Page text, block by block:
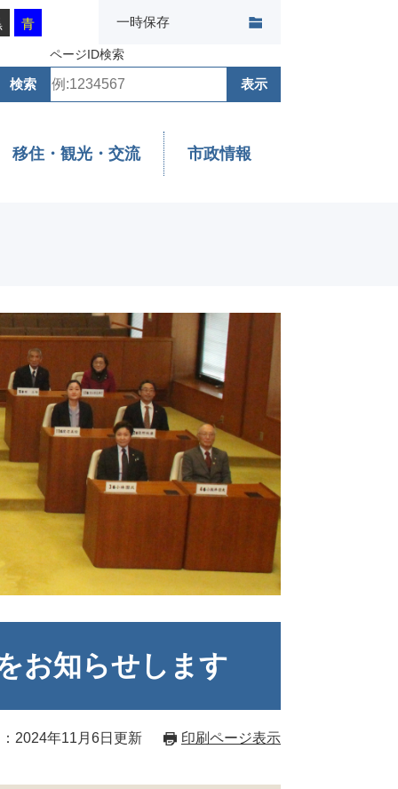
ページID検索
青 一時保存
移住・観光・交流 市政情報
お知らせします
2024年11月6日更新 印刷ページ表示